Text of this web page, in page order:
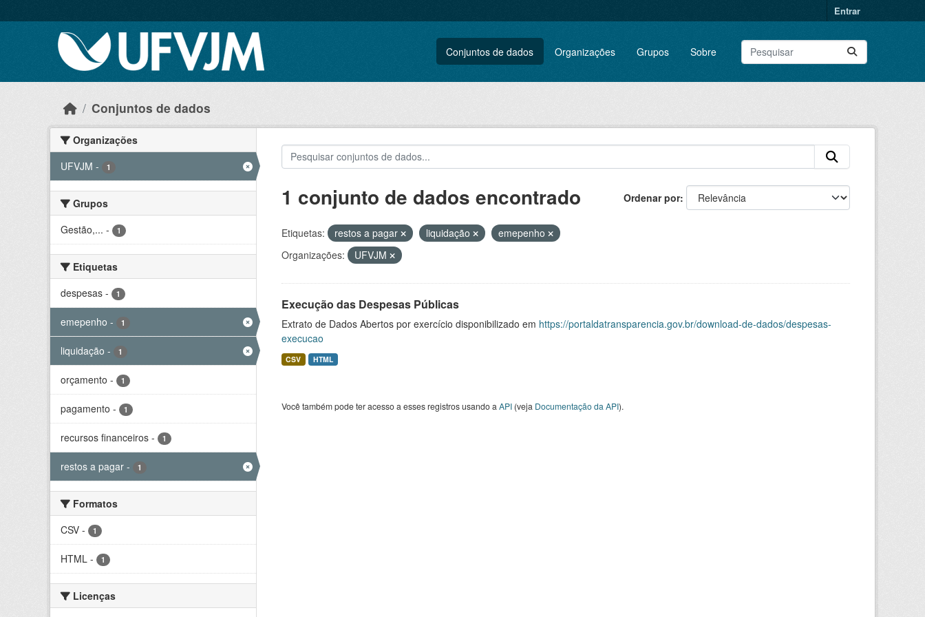
Entrar
Conjuntos de dados Organizações Grupos Sobre
Conjuntos de dados
Organizações
UFVJM - 1
Grupos
Gestão,... - 1
Etiquetas
despesas - 1
emepenho - 1
liquidação - 1
orçamento - 1
pagamento - 1
recursos financeiros - 1
restos a pagar - 1
Formatos
CSV - 1
HTML - 1
Licenças
Ordenar por
1 conjunto de dados encontrado
Etiquetas: restos a pagar liquidação
emepenho
Organizações:
UFVJM
Execução das Despesas Públicas
Extrato de Dados Abertos por exercício disponibilizado em https://portaldatransparencia.gov.br/download-de-dados/despesas-
execucao
CSV HTML
Você também pode ter acesso a esses registros usando a API(veja Documentação da API).